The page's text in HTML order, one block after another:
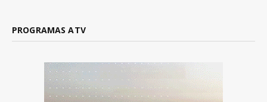
PROGRAMAS ATV